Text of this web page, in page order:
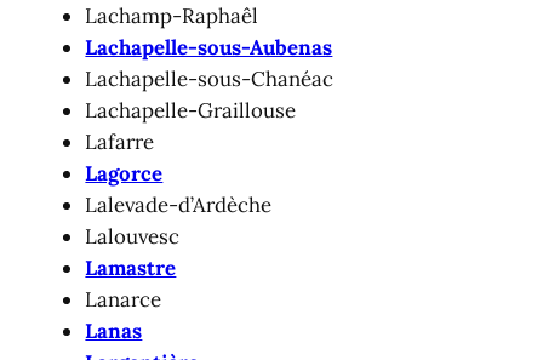
Lachamp-Raphaêl
Lachapelle-sous-Aubenas
Lachapelle-sous-Chanéac
Lachapelle-Graillouse
Lafarre
Lagorce
Lalevade-d’Ardèche
Lalouvesc
Lamastre
Lanarce
Lanas